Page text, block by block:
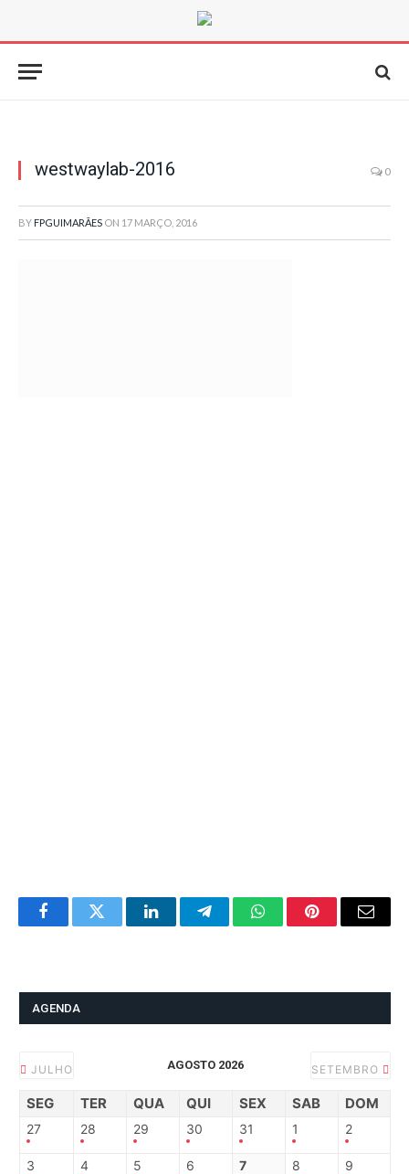
westwaylab-2016 0
BY FPGUIMARÃES ON 17 MARÇO, 2016
FacebookTwitter LinkedInTelegramWhatsAppPinterestEmail
AGENDA
JULHO AGOSTO 2026 SETEMBRO
SEG TER QUA QUI SEX SAB DOM
27 28 29 30 31 1 2
3 4 5 6 7 8 9